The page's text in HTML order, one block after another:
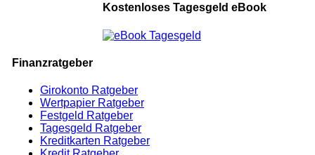
Kostenloses Tagesgeld eBook
Finanzratgeber
Girokonto Ratgeber
Wertpapier Ratgeber
Festgeld Ratgeber
Tagesgeld Ratgeber
Kreditkarten Ratgeber